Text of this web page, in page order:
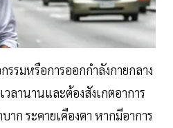
รรมหรือการออกกำลังกายกลาง
ลานานและต้องสังเกตอาการ
ก ระคายเคืองตา หากมีอาการ